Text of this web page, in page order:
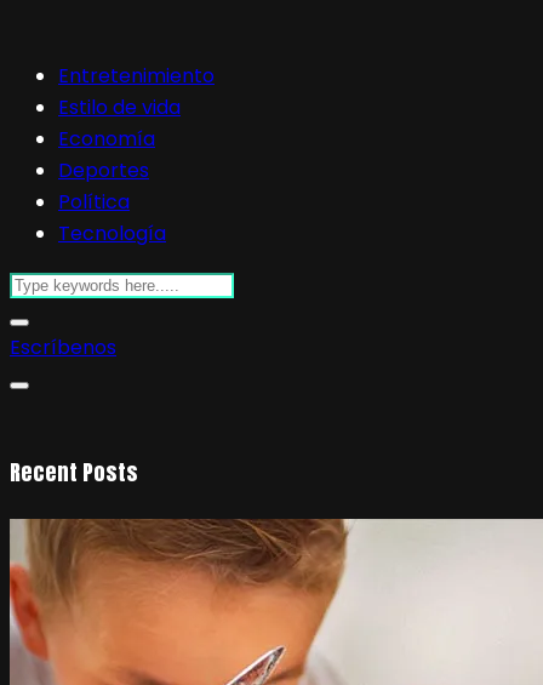
Entretenimiento
Estilo de vida
Economía
Deportes
Política
Tecnología
Escríbenos
Recent Posts